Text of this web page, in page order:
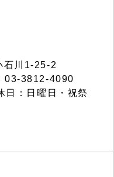
川1-25-2
03-3812-4090
：日曜日・祝祭